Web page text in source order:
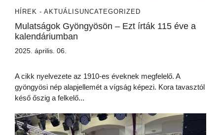
HÍREK - AKTUÁLIS UNCATEGORIZED
Mulatságok Gyöngyösön – Ezt írták 115 éve a
kalendáriumban
2025. április. 06.
A cikk nyelvezete az 1910-es éveknek megfelelő. A
gyöngyösi nép alapjellemét a vígság képezi. Kora tavasztól
késő őszig a felkelő...